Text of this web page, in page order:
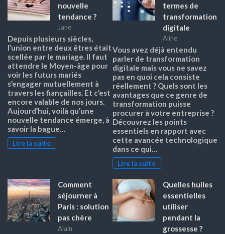
nouvelle
tendance ?
Jane
Depuis plusieurs siècles,
l’union entre deux êtres était
scellée par le mariage. Il faut
attendre le Moyen-âge pour
voir les futurs mariés
s’engager mutuellement à
travers les fiançailles. Et c’est
encore valable de nos jours.
Aujourd’hui, voilà qu’une
nouvelle tendance émerge, à
savoir la bague…
Lire la suite
termes de
transformation
digitale
Aline
Vous avez déjà entendu
parler de transformation
digitale mais vous ne savez
pas en quoi cela consiste
réellement ? Quels sont les
avantages que ce genre de
transformation puisse
procurer à votre entreprise ?
Découvrez les points
essentiels en rapport avec
cette avancée technologique
dans ce qui…
Lire la suite
Comment
séjourner à
Paris : solution
pas chère
Alain
Quelles huiles
essentielles
utiliser
pendant la
grossesse ?